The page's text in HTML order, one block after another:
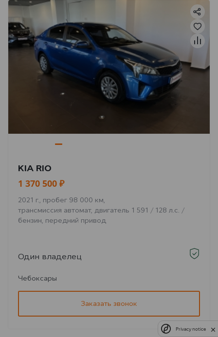
KIA RIO
1 370 500 ₽
2021 г., пробег 98 000 км,
трансмиссия автомат, двигатель 1 591 / 128 л.с. /
бензин, передний привод
Один владелец
Чебоксары
Заказать звонок
Privacy notice